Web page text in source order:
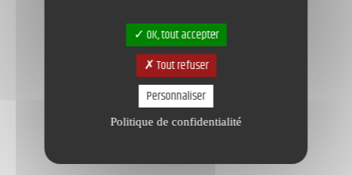
OK, tout accepter
Tout refuser
Personnaliser
Politique de confidentialité